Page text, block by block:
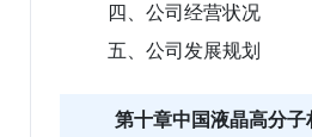
四、公司经营状况
五、公司发展规划
第十章中国液晶高分